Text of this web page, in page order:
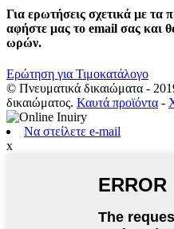
Για ερωτήσεις σχετικά με τα
αφήστε μας το email σας και
ωρών.
Ερώτηση για Τιμοκατάλογο
© Πνευματικά δικαιώματα -
δικαιώματος. Καυτά προϊόντα -
Να στείλετε e-mail
x